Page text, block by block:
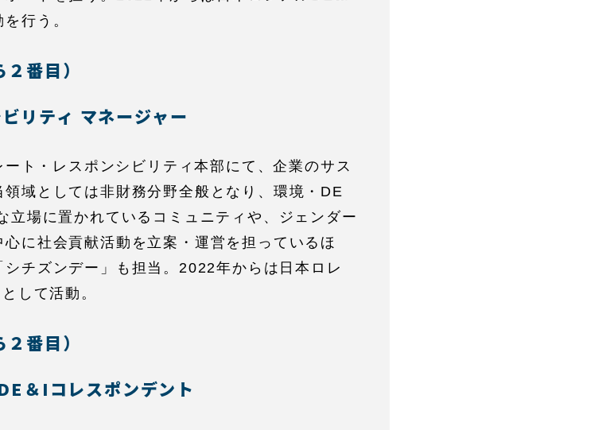
行う。
番目）
リティ マネージャー
ト・レスポンシビリティ本部にて、企業のサス
域としては非財務分野全般となり、環境・DE
立場に置かれているコミュニティや、ジェンダー
に社会貢献活動を立案・運営を担っているほ
チズンデー」も担当。2022年からは日本ロレ
して活動。
番目）
＆Iコレスポンデント